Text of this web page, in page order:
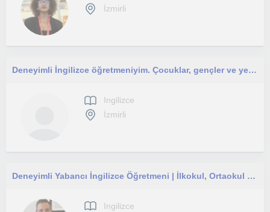
İzmirli
Deneyimli İngilizce öğretmeniyim. Çocuklar, gençler ve yetişkinlere ders veriyorum
Ingilizce
İzmirli
Deneyimli Yabancı İngilizce Öğretmeni | İlkokul, Ortaokul ve Lise
Ingilizce